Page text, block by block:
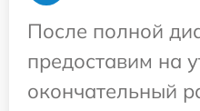
После полной
предоставим на
окончательный